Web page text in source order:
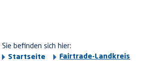
Sie befinden sich hier:
Startseite
Fairtrade-Landkreis